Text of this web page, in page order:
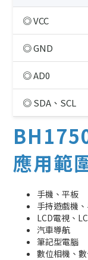
◎ VCC
◎ GND
◎ AD0
◎ SDA、SCL
應用範
手機、平板
手持遊戲機
LCD電視、
汽車導航
筆記型電腦
數位相機、